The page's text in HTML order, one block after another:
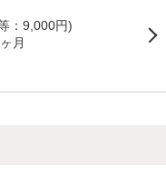
：9,000円)
月